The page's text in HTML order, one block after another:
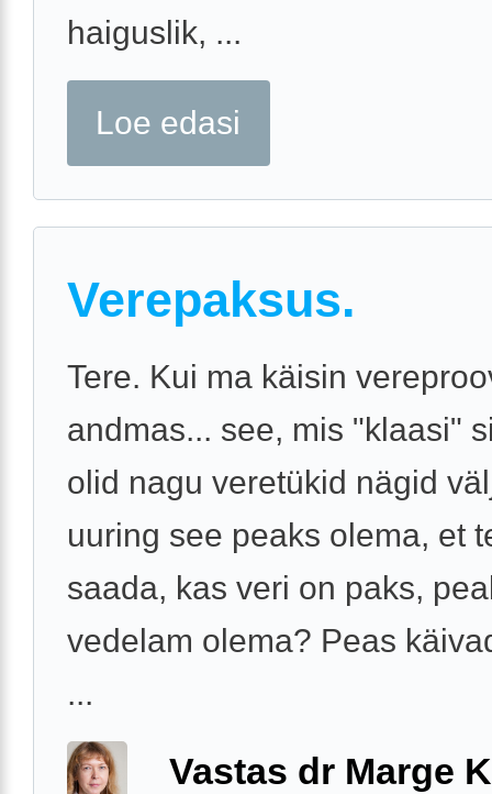
haiguslik, ...
Loe edasi
Verepaksus.
Tere. Kui ma käisin
andmas... see, mis "klaasi"
olid nagu veretükid nägid
uuring see peaks olema, et
saada, kas veri on paks,
vedelam olema? Peas
...
Vastas dr Marge